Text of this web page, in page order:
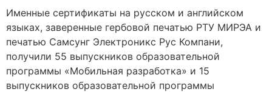
Именные сертификаты на русском и английском
языках, заверенные гербовой печатью РТУ МИРЭА и
печатью Самсунг Электроникс Рус Компани,
получили 55 выпускников образовательной
программы «Мобильная разработка» и 15
выпускников образовательной программы